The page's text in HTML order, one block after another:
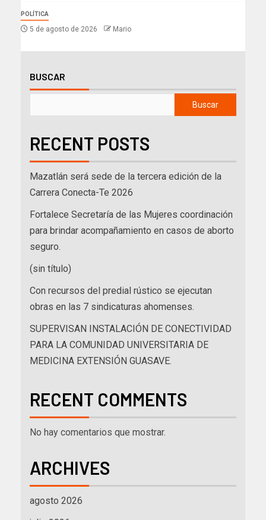
POLÍTICA
5 de agosto de 2026 Mario
BUSCAR
Buscar
RECENT POSTS
Mazatlán será sede de la tercera edición de la
Carrera Conecta-Te 2026
Fortalece Secretaría de las Mujeres coordinación
para brindar acompañamiento en casos de aborto
seguro.
(sin título)
Con recursos del predial rústico se ejecutan
obras en las 7 sindicaturas ahomenses.
SUPERVISAN INSTALACIÓN DE CONECTIVIDAD
PARA LA COMUNIDAD UNIVERSITARIA DE
MEDICINA EXTENSIÓN GUASAVE.
RECENT COMMENTS
No hay comentarios que mostrar.
ARCHIVES
agosto 2026